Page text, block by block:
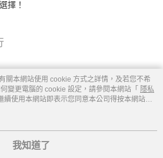
擇！
關本網站使用 cookie 方式之詳情，及若您不希
變更電腦的 cookie 設定，請參閱本網站「 隱私
續使用本網站即表示您同意本公司得按本網站使
。
我知道了